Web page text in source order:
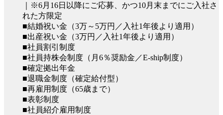
｜※6月16日以降にご応募、かつ10月末までにご入社さ
れた方限定
■結婚祝い金（3万～5万円／入社1年後より適用）
■出産祝い金（3万円／入社1年後より適用）
■社員割引制度
■社員持株会制度（月6％奨励金／E-ship制度）
■確定拠出年金
■退職金制度（確定給付型）
■再雇用制度（65歳まで）
■表彰制度
■社員紹介雇用制度